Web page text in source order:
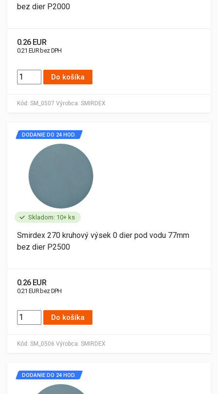
Kód: SM_0507 Výrobca: SMIRDEX
bez dier P2000
0.26 EUR
0.21 EUR bez DPH
Do košíka
Skladom: 10+ ks
Kód: SM_0506 Výrobca: SMIRDEX
DODANIE DO 24 HOD.
Smirdex 270 kruhový výsek 0 dier pod vodu 77mm
bez dier P2500
0.26 EUR
0.21 EUR bez DPH
Do košíka
DODANIE DO 24 HOD.